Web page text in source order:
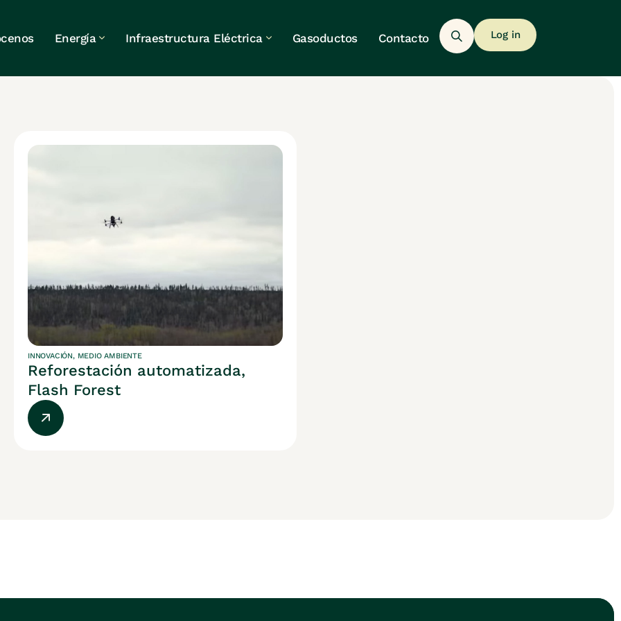
Energía Infraestructura Eléctrica Gasoductos Contacto Log in
INNOVACIÓN, MEDIO AMBIENTE
Reforestación automatizada,
Flash Forest